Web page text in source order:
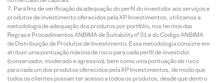
Para fins de verificação da adequação do perfil do investidor aos serviços e
produtos de investimento oferecidos pela XP Investimentos, utilizamos a
metodologia de adequação dos produtos por portfólio, nos termos das
Regras e Procedimentos ANBIMA de Suitability nº 01 e do Código ANBIMA
de Distribuição de Produtos de Investimento. Essa metodologia consiste em
atribuir uma pontuação máxima de risco para cada perfil de investidor
(conservador, moderado e agressivo), bem como uma pontuação de risco
para cada um dos produtos oferecidos pela XP Investimentos, de modo que
todos os clientes possam ter acesso a todos os produtos, desde que dentro